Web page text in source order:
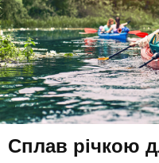
Сплав річкою